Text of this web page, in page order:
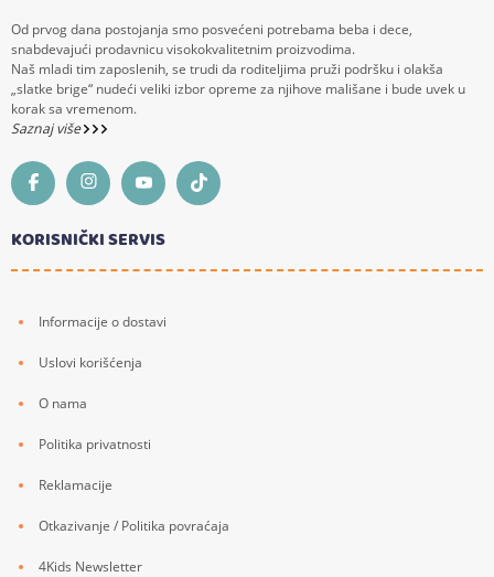
Od prvog dana postojanja smo posvećeni potrebama beba i dece,
snabdevajući prodavnicu visokokvalitetnim proizvodima.
Naš mladi tim zaposlenih, se trudi da roditeljima pruži podršku i olakša
„slatke brige“ nudeći veliki izbor opreme za njihove mališane i bude uvek u
korak sa vremenom.
Saznaj više
KORISNIČKI SERVIS
Informacije o dostavi
Uslovi korišćenja
O nama
Politika privatnosti
Reklamacije
Otkazivanje / Politika povraćaja
4Kids Newsletter